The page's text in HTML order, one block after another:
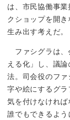
は、市民協働事
クショップを開
生み出す考えだ。
ファシグラは、
える化」し、議
法。司会役のフ
字や絵にするグ
気を付けなけれ
誰でもできるよう